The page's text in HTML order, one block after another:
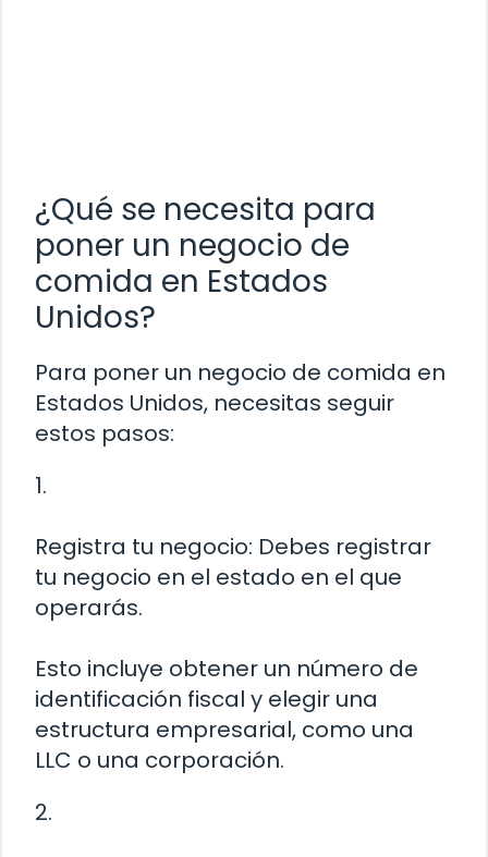
¿Qué se necesita para
poner un negocio de
comida en Estados
Unidos?
Para poner un negocio de comida en
Estados Unidos, necesitas seguir
estos pasos:
1.
Registra tu negocio: Debes registrar
tu negocio en el estado en el que
operarás.
Esto incluye obtener un número de
identificación fiscal y elegir una
estructura empresarial, como una
LLC o una corporación.
2.